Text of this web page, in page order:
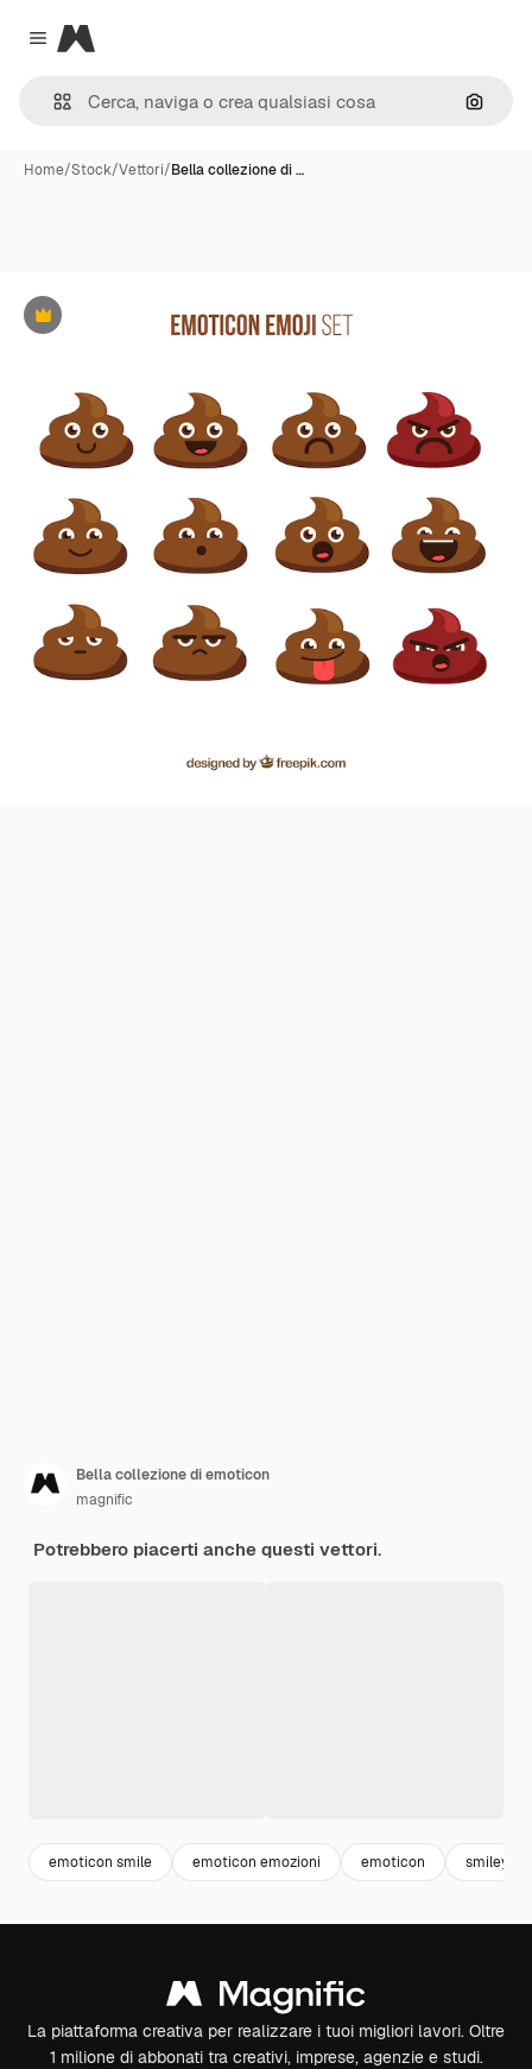
Close menu
Magnific
Cerca
Home/Stock/Vettori/Bella collezione di …
Premium
Bella collezione di emoticon
magnific
Potrebbero piacerti anche questi vettori.
emoticon smile emoticon emozioni emoticon smiley
La piattaforma creativa per realizzare i tuoi migliori lavori. Oltre
1 milione di abbonati tra creativi, imprese, agenzie e studi.